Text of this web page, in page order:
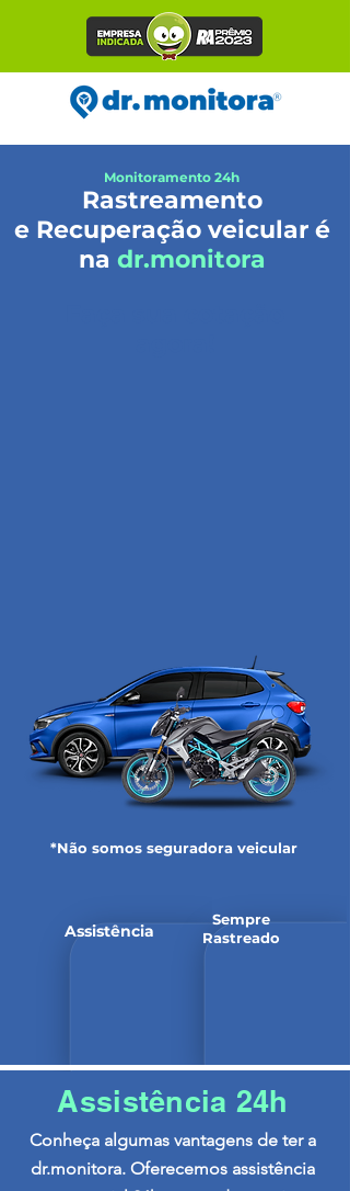
Monitoramento 24h
Rastreamento
e Recuperação veicular é
na dr.monitora
*Não somos seguradora veicular
Assistência
Sempre
Rastreado
Assistência 24h
​Conheça algumas vantagens de ter a
dr.monitora. Oferecemos assistência